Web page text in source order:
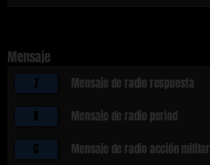
Mensaje
Z Mensaje de radio respuesta
X Mensaje de radio period
C Mensaje de radio acción militar